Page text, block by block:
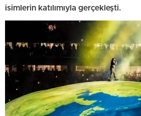
isimlerin katılımıyla gerçekleşti.